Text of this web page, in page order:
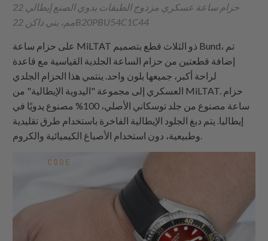
حزام ساعة عسكري مزدوج الطبقات يدوي الصنع إيطالي 22
مم، بني داكن 22B20PBU54C1C44
على حزام ساعة MiLTAT ذو الثلاث قطع بتصميم Bund، تم
إضافة قطعتين من حزام الساعة الجلدية القياسية مع قاعدة
لراحة أكبر، جميعها بلون واحد. ينتمي هذا الحزام الجلدي
العسكري إلى مجموعة "اليدوية الإيطالية" من MiLTAT. حزام
ساعة مصنوع من جلد توسكاني الأصلي، 100% مصنوع يدويًا في
إيطاليا. يتم دبغ الجلود الإيطالية الفاخرة باستخدام طرق تقليدية
وطبيعية، دون استخدام الأصباغ الكيميائية والكروم.